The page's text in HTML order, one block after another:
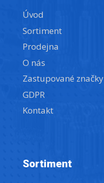
Úvod
Sortiment
Prodejna
O nás
Zastupované značky
GDPR
Kontakt
Sortiment